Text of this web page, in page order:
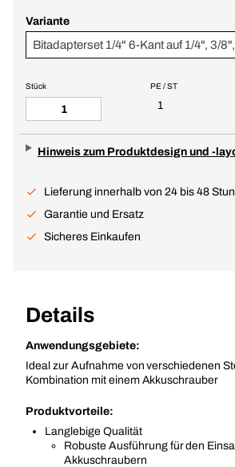
Variante
PE / ST
1
Stück
Hinweis zum Produktdesign und -
Lieferung innerhalb von 24 bis 48
Garantie und Ersatz
Sicheres Einkaufen
Details
Anwendungsgebiete:
Ideal zur Aufnahme von verschiedenen
Kombination mit einem Akkuschrauber
Produktvorteile:
Langlebige Qualität
Robuste Ausführung für den
Akkuschraubern